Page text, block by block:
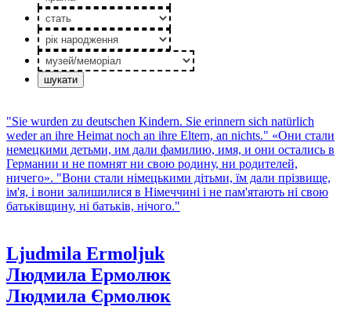
стать
рік
народження
музей/
меморiал
"Sie wurden zu deutschen Kindern. Sie erinnern sich natürlich
weder an ihre Heimat noch an ihre Eltern, an nichts." «Они стали
немецкими детьми, им дали фамилию, имя, и они остались в
Германии и не помнят ни свою родину, ни родителей,
ничего». "Вони стали німецькими дітьми, їм дали прізвище,
ім'я, і вони залишилися в Німеччині і не пам'ятають ні свою
батьківщину, ні батьків, нічого."
Ljudmila Ermoljuk
Людмила Ермолюк
Людмила Єрмолюк